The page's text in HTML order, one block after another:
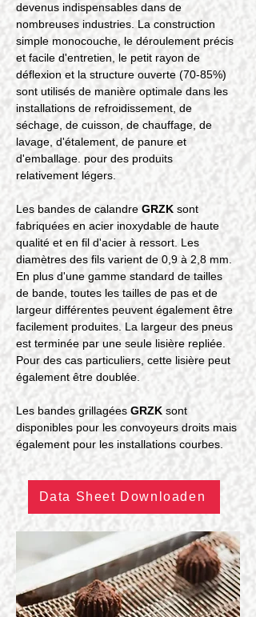
devenus indispensables dans de
nombreuses industries. La construction
simple monocouche, le déroulement précis
et facile d'entretien, le petit rayon de
déflexion et la structure ouverte (70-85%)
sont utilisés de manière optimale dans les
installations de refroidissement, de
séchage, de cuisson, de chauffage, de
lavage, d'étalement, de panure et
d'emballage. pour des produits
relativement légers.
Les bandes de calandre GRZK sont
fabriquées en acier inoxydable de haute
qualité et en fil d'acier à ressort. Les
diamètres des fils varient de 0,9 à 2,8 mm.
En plus d'une gamme standard de tailles
de bande, toutes les tailles de pas et de
largeur différentes peuvent également être
facilement produites. La largeur des pneus
est terminée par une seule lisière repliée.
Pour des cas particuliers, cette lisière peut
également être doublée.
Les bandes grillagées GRZK sont
disponibles pour les convoyeurs droits mais
également pour les installations courbes.
Data Sheet Downloaden